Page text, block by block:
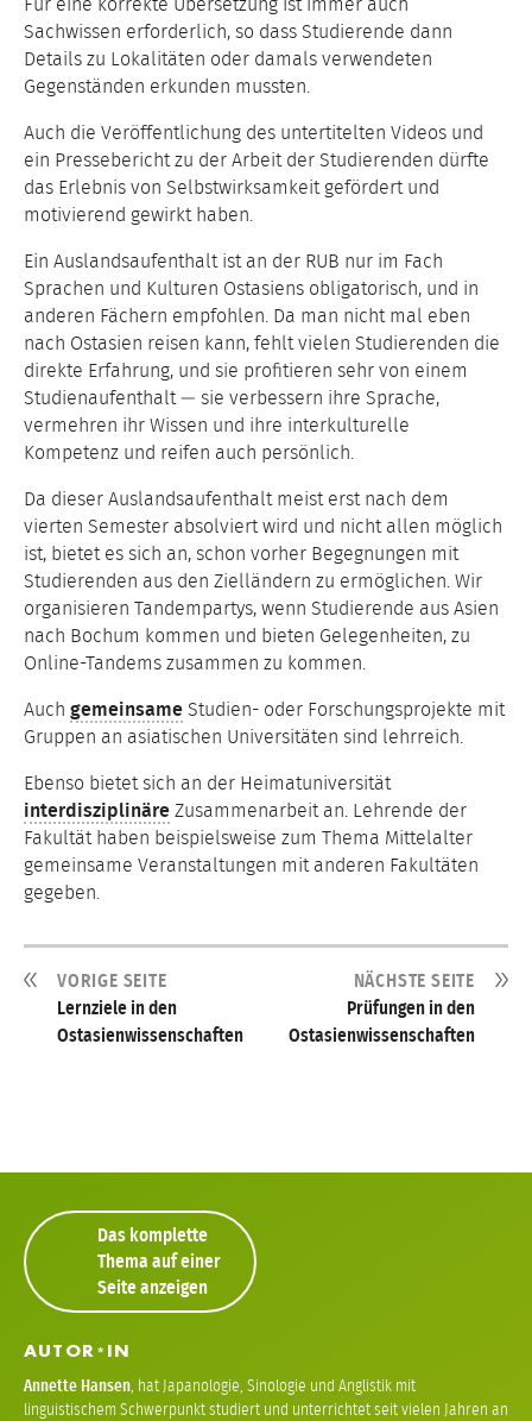
Sachwissen erforderlich, so dass Studierende dann
Details zu Lokalitäten oder damals verwendeten
Gegenständen erkunden mussten.
Auch die Veröffentlichung des untertitelten Videos und
ein Pressebericht zu der Arbeit der Studierenden dürfte
das Erlebnis von Selbstwirksamkeit gefördert und
motivierend gewirkt haben.
Ein Auslandsaufenthalt ist an der RUB nur im Fach
Sprachen und Kulturen Ostasiens obligatorisch, und in
anderen Fächern empfohlen. Da man nicht mal eben
nach Ostasien reisen kann, fehlt vielen Studierenden die
direkte Erfahrung, und sie profitieren sehr von einem
Studienaufenthalt — sie verbessern ihre Sprache,
vermehren ihr Wissen und ihre interkulturelle
Kompetenz und reifen auch persönlich.
Da dieser Auslandsaufenthalt meist erst nach dem
vierten Semester absolviert wird und nicht allen möglich
ist, bietet es sich an, schon vorher Begegnungen mit
Studierenden aus den Zielländern zu ermöglichen. Wir
organisieren Tandempartys, wenn Studierende aus Asien
nach Bochum kommen und bieten Gelegenheiten, zu
Online-Tandems zusammen zu kommen.
Auch gemeinsame Studien- oder Forschungsprojekte mit
Gruppen an asiatischen Universitäten sind lehrreich.
Ebenso bietet sich an der Heimatuniversität
interdisziplinäre Zusammenarbeit an. Lehrende der
Fakultät haben beispielsweise zum Thema Mittelalter
gemeinsame Veranstaltungen mit anderen Fakultäten
gegeben.
VORIGE SEITE
Lernziele in den
Ostasienwissenschaften
NÄCHSTE SEITE
Prüfungen in den
Ostasienwissenschaften
Das komplette
Thema auf einer
Seite anzeigen
AUTOR* IN
Annette Hansen, hat Japanologie, Sinologie und Anglistik mit
linguistischem Schwerpunkt studiert und unterrichtet seit vielen Jahren an